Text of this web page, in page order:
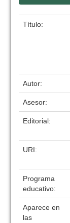
Título:
Autor:
Asesor:
Editorial:
URI:
Programa
educativo:
Aparece en
las